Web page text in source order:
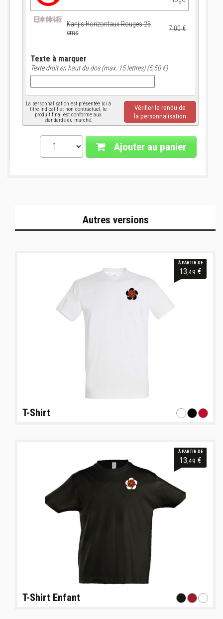
Kanjis Horizontaux Rouges 25
cms
7,00 €
Texte à marquer
Texte droit en haut du dos (max. 15 lettres) (5,50 €)
La personnalisation est présentée ici à
titre indicatif et non contractuel, le
produit final est conforme aux
standards du marché.
Vérifier le rendu de
la personnalisation
Ajouter au panier
Autres versions
À PARTIR DE
13 ,49 €
T-Shirt
À PARTIR DE
13 ,49 €
T-Shirt Enfant